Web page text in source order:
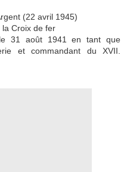
(22 avril 1945)
Croix de fer
31 août 1941 en tant que
et commandant du XVII.